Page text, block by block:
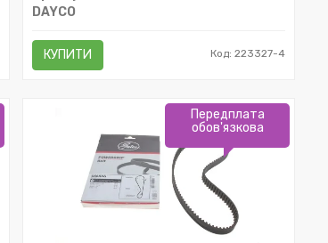
DAYCO
КУПИТИ Код: 223327-4
Передплата
обов'язкова